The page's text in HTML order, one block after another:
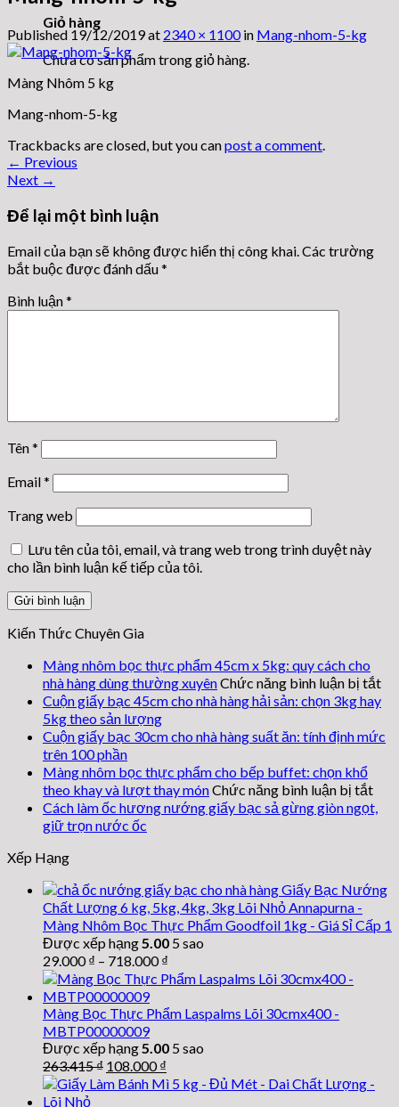
Giỏ hàng
Chưa có sản phẩm trong giỏ hàng.
Published 19/12/2019at 2340 × 1100in Mang-nhom-5-kg
Màng Nhôm 5 kg
Mang-nhom-5-kg
Trackbacks are closed, but you canpost a comment.
← Previous
Next →
Để lại một bình luận
Email của bạn sẽ không được hiển thị công khai.Các trường
bắt buộc được đánh dấu*
Bình luận*
Tên*
Email*
Trang web
Lưu tên của tôi, email, và trang web trong trình duyệt này
cho lần bình luận kế tiếp của tôi.
Kiến Thức Chuyên Gia
Màng nhôm bọc thực phẩm 45cm x 5kg: quy cách cho
nhà hàng dùng thường xuyênChức năng bình luận bị tắtở
Cuộn giấy bạc 45cm cho nhà hàng hải sản: chọn 3kg hay
5kg theo sản lượng
Cuộn giấy bạc 30cm cho nhà hàng suất ăn: tính định mức
trên 100 phần
Màng nhôm bọc thực phẩm cho bếp buffet: chọn khổ
theo khay và lượt thay mónChức năng bình luận bị tắtở
cho
Cách làm ốc hương nướng giấy bạc sả gừng giòn ngọt,
giữ trọn nước ốc
Xếp Hạng
Giấy Bạc Nướng
Chất Lượng 6 kg, 5kg, 4kg, 3kg Lõi Nhỏ Annapurna -
Màng Nhôm Bọc Thực Phẩm Goodfoil 1kg - Giá Sỉ Cấp 1
Được xếp hạng5.00 5 sao
29.000₫ – 718.000₫
Màng Bọc Thực Phẩm Laspalms Lõi 30cmx400 -
MBTP00000009
Được xếp hạng5.00 5 sao
263.415₫ Giá
gốc
108.000₫
hiện